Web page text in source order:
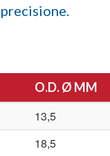
precisione.
O.D. Ø MM
13,5
18,5